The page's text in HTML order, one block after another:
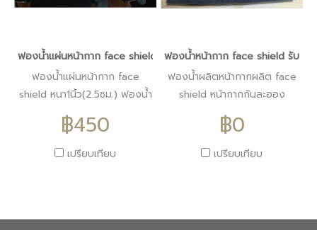
ฟองน้ำแผ่นหน้ากาก face shield หนา1นิ้ว(2.5ซม.)
ฟองน้ำแผ่นหน้ากาก face
shield หนา1นิ้ว(2.5ซม.) ฟองน้ำ
ผลิตหน้ากากผลิต face shield
หน้ากากกันละออง
฿450
เปรียบเทียบ
ฟองน้ำหน้ากาก face shield รับตั
ฟองน้ำผลิตหน้ากากผลิต face
shield หน้ากากกันละออง
฿0
เปรียบเทียบ